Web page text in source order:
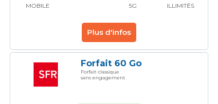
MOBILE
5G
ILLIMITÉS
Plus d'infos
Forfait 60 Go
Forfait classique
sans engagement